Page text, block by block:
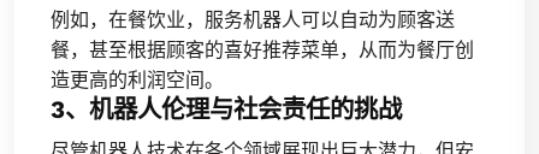
例如，在餐饮业，服务机器人可以自动为顾客送
餐，甚至根据顾客的喜好推荐菜单，从而为餐厅创
造更高的利润空间。
3、机器人伦理与社会责任的挑战